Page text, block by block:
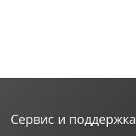
Сервис и поддержка